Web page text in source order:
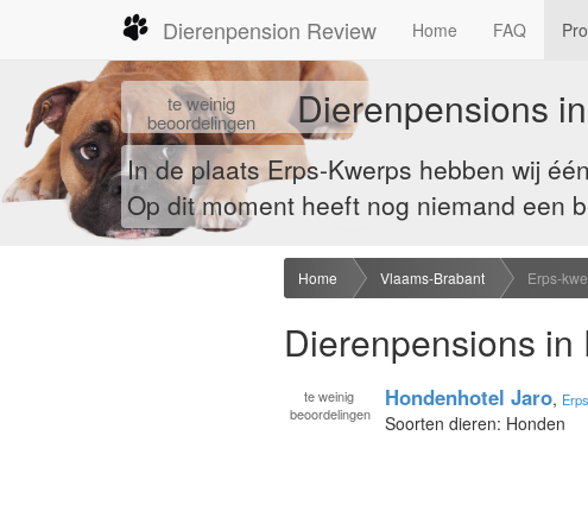
Dierenpension Review Home FAQ
teweinig
beoordelingen Dierenpensions
In de plaats Erps-Kwerps hebben wij
Op dit moment heeft nog niemand een
Home Vlaams-Brabant Erps-
Dierenpensions in
te weinig
beoordelingen
Hondenhotel Jaro,
Soorten dieren: Honden